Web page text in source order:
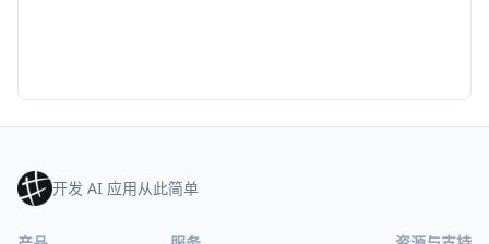
开发 AI 应用从此简单